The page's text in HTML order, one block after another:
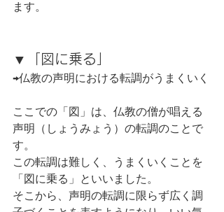
ます。
▼「図に乗る」
→仏教の声明における転調がうまくいく
ここでの「図」は、仏教の僧が唱える
声明（しょうみょう）の転調のことで
す。
この転調は難しく、うまくいくことを
「図に乗る」といいました。
そこから、声明の転調に限らず広く調